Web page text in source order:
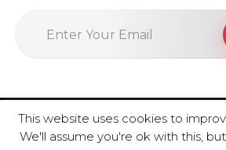
© 2020 SiamfoodConsultant - All
This website uses cookies to
We'll assume you're ok with this,